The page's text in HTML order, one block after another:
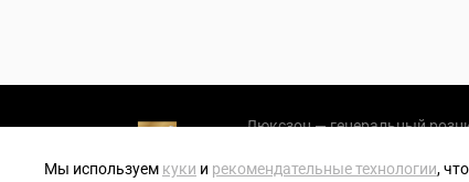
Люксзон — генеральный
Мы используем куки и рекомендательные технологии,